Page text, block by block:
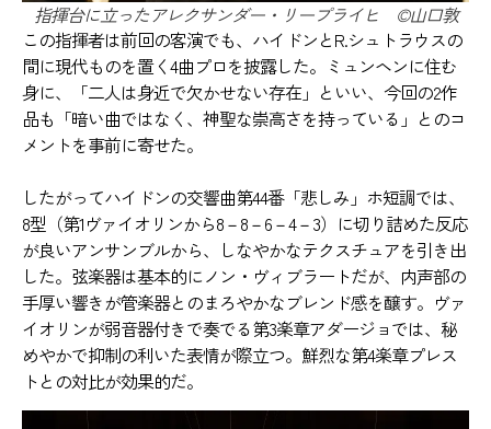
指揮台に立ったアレクサンダー・リープライヒ ©️山口敦
この指揮者は前回の客演でも、ハイドンとR.シュトラウスの
間に現代ものを置く4曲プロを披露した。ミュンヘンに住む
身に、「二人は身近で欠かせない存在」といい、今回の2作
品も「暗い曲ではなく、神聖な崇高さを持っている」とのコ
メントを事前に寄せた。
したがってハイドンの交響曲第44番「悲しみ」ホ短調では、
8型（第1ヴァイオリンから8－8－6－4－3）に切り詰めた反応
が良いアンサンブルから、しなやかなテクスチュアを引き出
した。弦楽器は基本的にノン・ヴィブラートだが、内声部の
手厚い響きが管楽器とのまろやかなブレンド感を醸す。ヴァ
イオリンが弱音器付きで奏でる第3楽章アダージョでは、秘
めやかで抑制の利いた表情が際立つ。鮮烈な第4楽章プレス
トとの対比が効果的だ。